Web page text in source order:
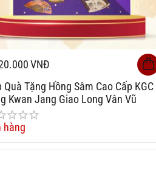
VNĐ
Quà Tặng Hồng Sâm Cao Cấp KGC
Kwan Jang Giao Long Vân Vũ
hàng